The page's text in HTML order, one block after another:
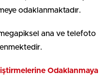
odaklanmaktadır.
ana ve telefoto
Odaklanmaya